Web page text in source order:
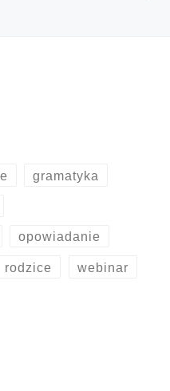
gramatyka
opowiadanie
rodzice webinar